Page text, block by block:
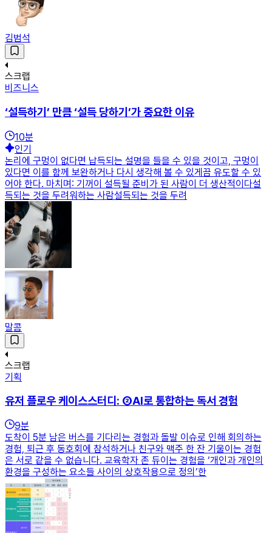
김범석
스크랩
비즈니스
‘설득하기’ 만큼 ‘설득 당하기’가 중요한 이유
10분
인기
논리에 구멍이 없다면 납득되는 설명을 들을 수 있을 것이고, 구멍이
있다면 이를 함께 보완하거나 다시 생각해 볼 수 있게끔 유도할 수 있
어야 한다. 마치며: 기꺼이 설득될 준비가 된 사람이 더 생산적이다설
득되는 것을 두려워하는 사람설득되는 것을 두려
말콤
스크랩
기획
유저 플로우 케이스스터디: ②AI로 통합하는 독서 경험
9분
도착이 5분 남은 버스를 기다리는 경험과 돌발 이슈로 인해 회의하는
경험, 퇴근 후 동호회에 참석하거나 친구와 맥주 한 잔 기울이는 경험
은 서로 같을 수 없습니다. 교육학자 존 듀이는 경험을 ‘개인과 개인의
환경을 구성하는 요소들 사이의 상호작용으로 정의’한